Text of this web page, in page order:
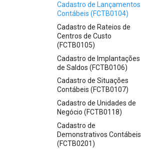
Cadastro de Lançamentos
Contábeis (FCTB0104)
Cadastro de Rateios de
Centros de Custo
(FCTB0105)
Cadastro de Implantações
de Saldos (FCTB0106)
Cadastro de Situações
Contábeis (FCTB0107)
Cadastro de Unidades de
Negócio (FCTB0118)
Cadastro de
Demonstrativos Contábeis
(FCTB0201)